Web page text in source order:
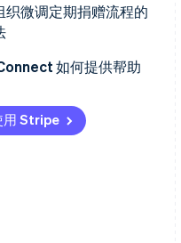
何注册和管理其定期捐
态和激励措施保持捐
管理非营利组织财务
织微调定期捐赠流程的
如何提供帮助
用 Stripe